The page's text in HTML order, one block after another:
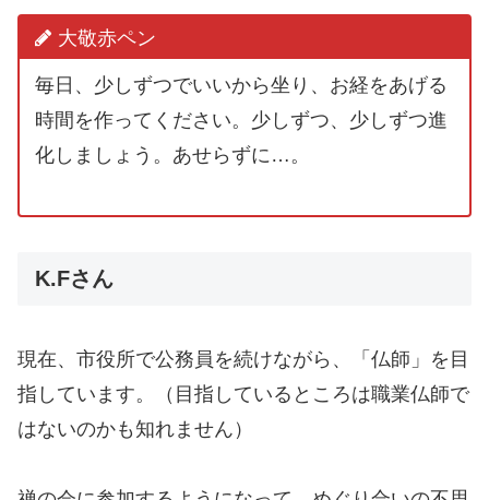
大敬赤ペン
毎日、少しずつでいいから坐り、お経をあげる
時間を作ってください。少しずつ、少しずつ進
化しましょう。あせらずに…。
K.Fさん
現在、市役所で公務員を続けながら、「仏師」を目
指しています。（目指しているところは職業仏師で
はないのかも知れません）